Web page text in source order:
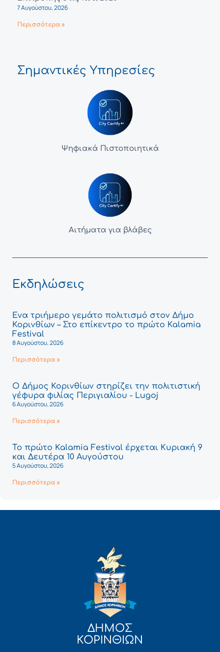
7 Αυγούστου, 2026
Περισσότερα »
Σημαντικές Υπηρεσίες
Ψηφιακά Πιστοποιητικά
Αιτήματα για βλάβες
Εκδηλώσεις
Ένα τριήμερο γεμάτο πολιτισμό στον Δήμο
Κορινθίων – Στο επίκεντρο το πρώτο Kalamia
Festival
8 Αυγούστου, 2026
Περισσότερα »
Ο Δήμος Κορινθίων στηρίζει την πολιτιστική
γέφυρα φιλίας Περιγιαλίου - Lugoj
6 Αυγούστου, 2026
Περισσότερα »
Το πρώτο Kalamia Festival έρχεται Κυριακή 9
και Δευτέρα 10 Αυγούστου
5 Αυγούστου, 2026
Περισσότερα »
ΔΗΜΟΣ
ΚΟΡΙΝΘΙΩΝ